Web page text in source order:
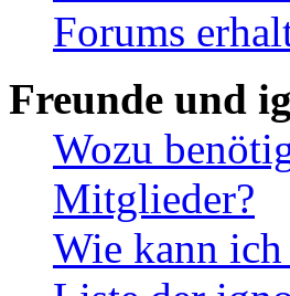
Forums
Freunde und
Wozu
Mitglieder?
Wie kann